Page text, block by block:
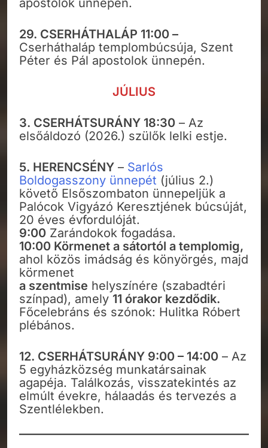
29. CSERHÁTHALÁP 11:00 –
Cserháthaláp templombúcsúja, Szent
Péter és Pál apostolok ünnepén.
JÚLIUS
3. CSERHÁTSURÁNY 18:30 – Az
elsőáldozó (2026.) szülők lelki estje.
5. HERENCSÉNY – Sarlós
Boldogasszony ünnepét (július 2.)
követő Elsőszombaton ünnepeljük a
Palócok Vigyázó Keresztjének búcsúját,
20 éves évfordulóját.
9:00 Zarándokok fogadása.
10:00 Körmenet a sátortól a templomig,
ahol közös imádság és könyörgés, majd
körmenet
a szentmise helyszínére (szabadtéri
színpad), amely 11 órakor kezdődik.
Főcelebráns és szónok: Hulitka Róbert
plébános.
12. CSERHÁTSURÁNY 9:00 – 14:00 – Az
5 egyházközség munkatársainak
agapéja. Találkozás, visszatekintés az
elmúlt évekre, hálaadás és tervezés a
Szentlélekben.